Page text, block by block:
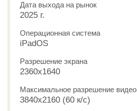
Дата выхода на рынок
2025 г.
Операционная система
iPadOS
Разрешение экрана
2360x1640
Максимальное разрешение видео
3840x2160 (60 к/с)